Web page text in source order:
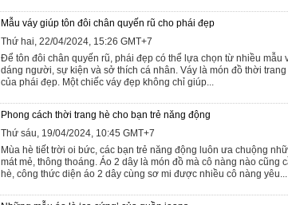
Mẫu váy giúp tôn đôi chân quyến rũ cho phái đẹp
Thứ hai, 22/04/2024, 15:26 GMT+7
Để tôn đôi chân quyến rũ, phái đẹp có thể lựa chọn từ nhiều mẫu
dáng người, sự kiện và sở thích cá nhân. Váy là món đồ thời
của phái đẹp. Một chiếc váy đẹp không chỉ giúp...
Phong cách thời trang hè cho bạn trẻ năng động
Thứ sáu, 19/04/2024, 10:45 GMT+7
Mùa hè tiết trời oi bức, các bạn trẻ năng động luôn ưa chuộng
mát mẻ, thông thoáng. Áo 2 dây là món đồ mà cô nàng nào cũng
hè, công thức diện áo 2 dây cùng sơ mi được nhiều cô nàng yêu...